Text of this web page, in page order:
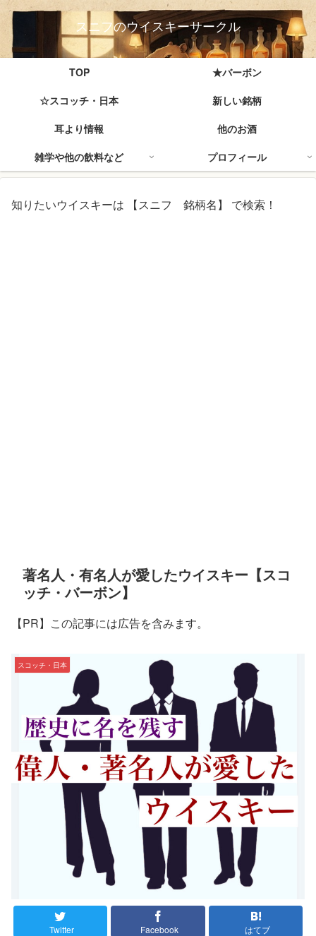
スニフのウイスキーサークル
TOP
★バーボン
☆スコッチ・日本
新しい銘柄
耳より情報
他のお酒
雑学や他の飲料など
プロフィール
知りたいウイスキーは 【スニフ 銘柄名】 で検索！
著名人・有名人が愛したウイスキー【スコ
ッチ・バーボン】
【PR】この記事には広告を含みます。
スコッチ・日本
Twitter Facebook はてブ